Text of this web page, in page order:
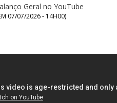
Geral no YouTube
07/07/2026 - 14H00)